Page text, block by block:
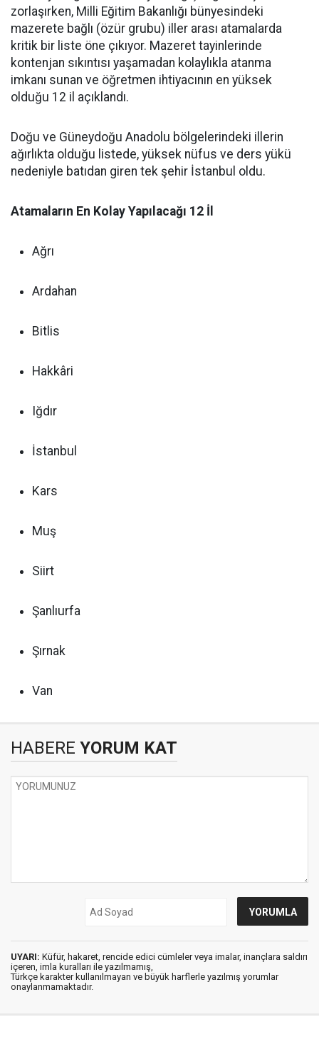
zorlaşırken, Milli Eğitim Bakanlığı bünyesindeki
mazerete bağlı (özür grubu) iller arası atamalarda
kritik bir liste öne çıkıyor. Mazeret tayinlerinde
kontenjan sıkıntısı yaşamadan kolaylıkla atanma
imkanı sunan ve öğretmen ihtiyacının en yüksek
olduğu 12 il açıklandı.
Doğu ve Güneydoğu Anadolu bölgelerindeki illerin
ağırlıkta olduğu listede, yüksek nüfus ve ders yükü
nedeniyle batıdan giren tek şehir İstanbul oldu.
Atamaların En Kolay Yapılacağı 12 İl
Ağrı
Ardahan
Bitlis
Hakkâri
Iğdır
İstanbul
Kars
Muş
Siirt
Şanlıurfa
Şırnak
Van
HABERE YORUM KAT
UYARI: Küfür, hakaret, rencide edici cümleler veya imalar, inançlara saldırı
içeren, imla kuralları ile yazılmamış,
Türkçe karakter kullanılmayan ve büyük harflerle yazılmış yorumlar
onaylanmamaktadır.